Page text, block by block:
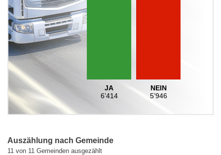
JA
6’414
NEIN
5’946
Auszählung nach Gemeinde
11 von 11 Gemeinden ausgezählt